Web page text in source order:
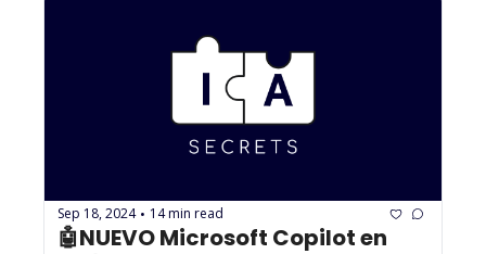
Sep 18, 2024 • 14 min read
🤖NUEVO Microsoft Copilot en